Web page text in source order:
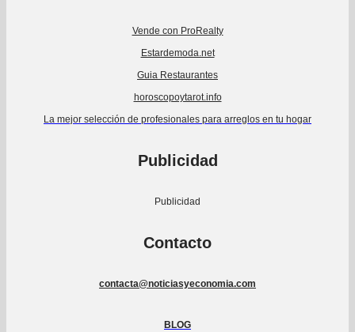
Vende con ProRealty
Estardemoda.net
Guia Restaurantes
horoscopoytarot.info
La mejor selección de profesionales para arreglos en tu hogar
Publicidad
Publicidad
Contacto
contacta@noticiasyeconomia.com
BLOG